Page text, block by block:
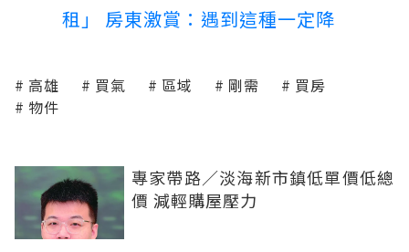
租」 房東激賞：遇到這種一定降
高雄 買氣 區域 剛需
買房
物件
專家帶路／淡海新市鎮低單價低總
價 減輕購屋壓力